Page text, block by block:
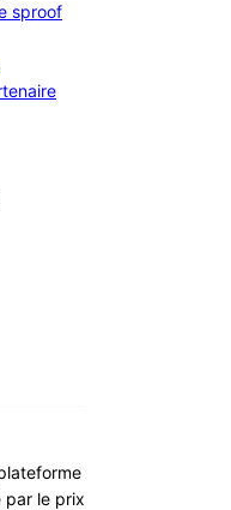
sproof
sur Facebook
nous sur X
nous sur LinkedIn
par le prix